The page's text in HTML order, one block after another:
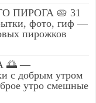
ПИРОГА 🥧 31
фото, гиф —
пирожков
🌅 —
с добрым утром
утро смешные